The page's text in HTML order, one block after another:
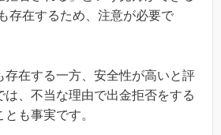
存在するため、注意が必要で
存在する一方、安全性が高いと評
は、不当な理由で出金拒否をする
も事実です。